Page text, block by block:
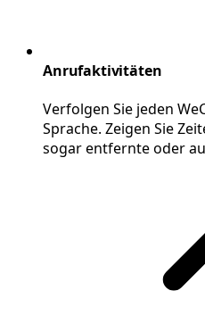
Anrufaktivitäten
Verfolgen Sie jeden
Sprache. Zeigen Sie
sogar entfernte oder